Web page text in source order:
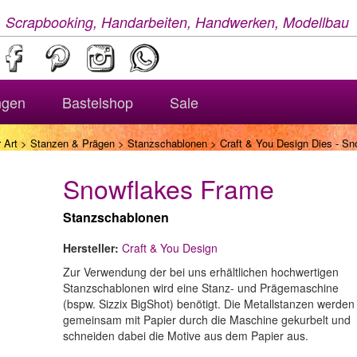
Scrapbooking, Handarbeiten, Handwerken, Modellbau
Bastelshop Sale
Art> Stanzen & Prägen >Stanzschablonen > Craft & You Design Dies -
Snowflakes Frame
Stanzschablonen
Hersteller: Craft & You Design
Zur Verwendung der bei uns erhältlichen hochwertigen
Stanzschablonen wird eine Stanz- und Prägemaschine
(bspw. Sizzix BigShot) benötigt. Die Metallstanzen werden
gemeinsam mit Papier durch die Maschine gekurbelt und
schneiden dabei die Motive aus dem Papier aus.